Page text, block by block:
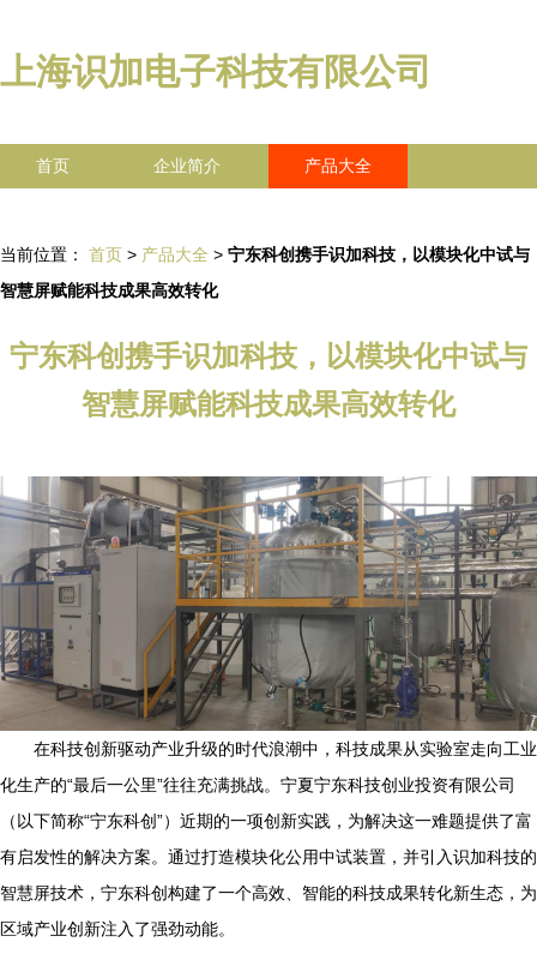
上海识加电子科技有限公司
首页 企业简介 产品大全
当前位置： 首页 > 产品大全 > 宁东科创携手识加科技，以模块化中试与
智慧屏赋能科技成果高效转化
宁东科创携手识加科技，以模块化中试与
智慧屏赋能科技成果高效转化
在科技创新驱动产业升级的时代浪潮中，科技成果从实验室走向工业
化生产的“最后一公里”往往充满挑战。宁夏宁东科技创业投资有限公司
（以下简称“宁东科创”）近期的一项创新实践，为解决这一难题提供了富
有启发性的解决方案。通过打造模块化公用中试装置，并引入识加科技的
智慧屏技术，宁东科创构建了一个高效、智能的科技成果转化新生态，为
区域产业创新注入了强劲动能。